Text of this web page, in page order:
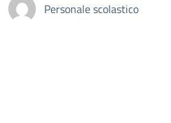
Personale scolastico